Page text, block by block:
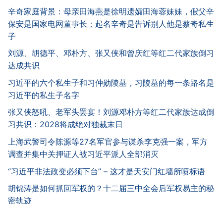
辛奇家庭背景：母亲田海燕是徐明遗孀田海蓉妹妹，假父辛
保安是国家电网董事长；起名辛奇是告诉别人他是蔡奇私生
子
刘源、胡德平、邓朴方、张又侠和曾庆红等红二代家族倒习
达成共识
习近平的六个私生子和习仲勋陵墓，习陵墓的每一条路名是
习近平的私生子名字
张又侠怒吼、老军头罢宴！刘源邓朴方等红二代家族达成倒
习共识：2028将成绝对独裁末日
上海武警司令陈源等27名军官参与谋杀李克强一案，军方
调查并集中关押证人被习近平派人全部消灭
“习近平非法政变必须下台” – 这才是天安门红墙所喷标语
胡锦涛是如何抓回军权的？十二届三中全会后军权易主的秘
密轨迹